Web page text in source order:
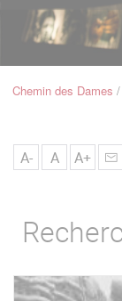
Navigation
Fil
Chemin des Dames
A- A A+